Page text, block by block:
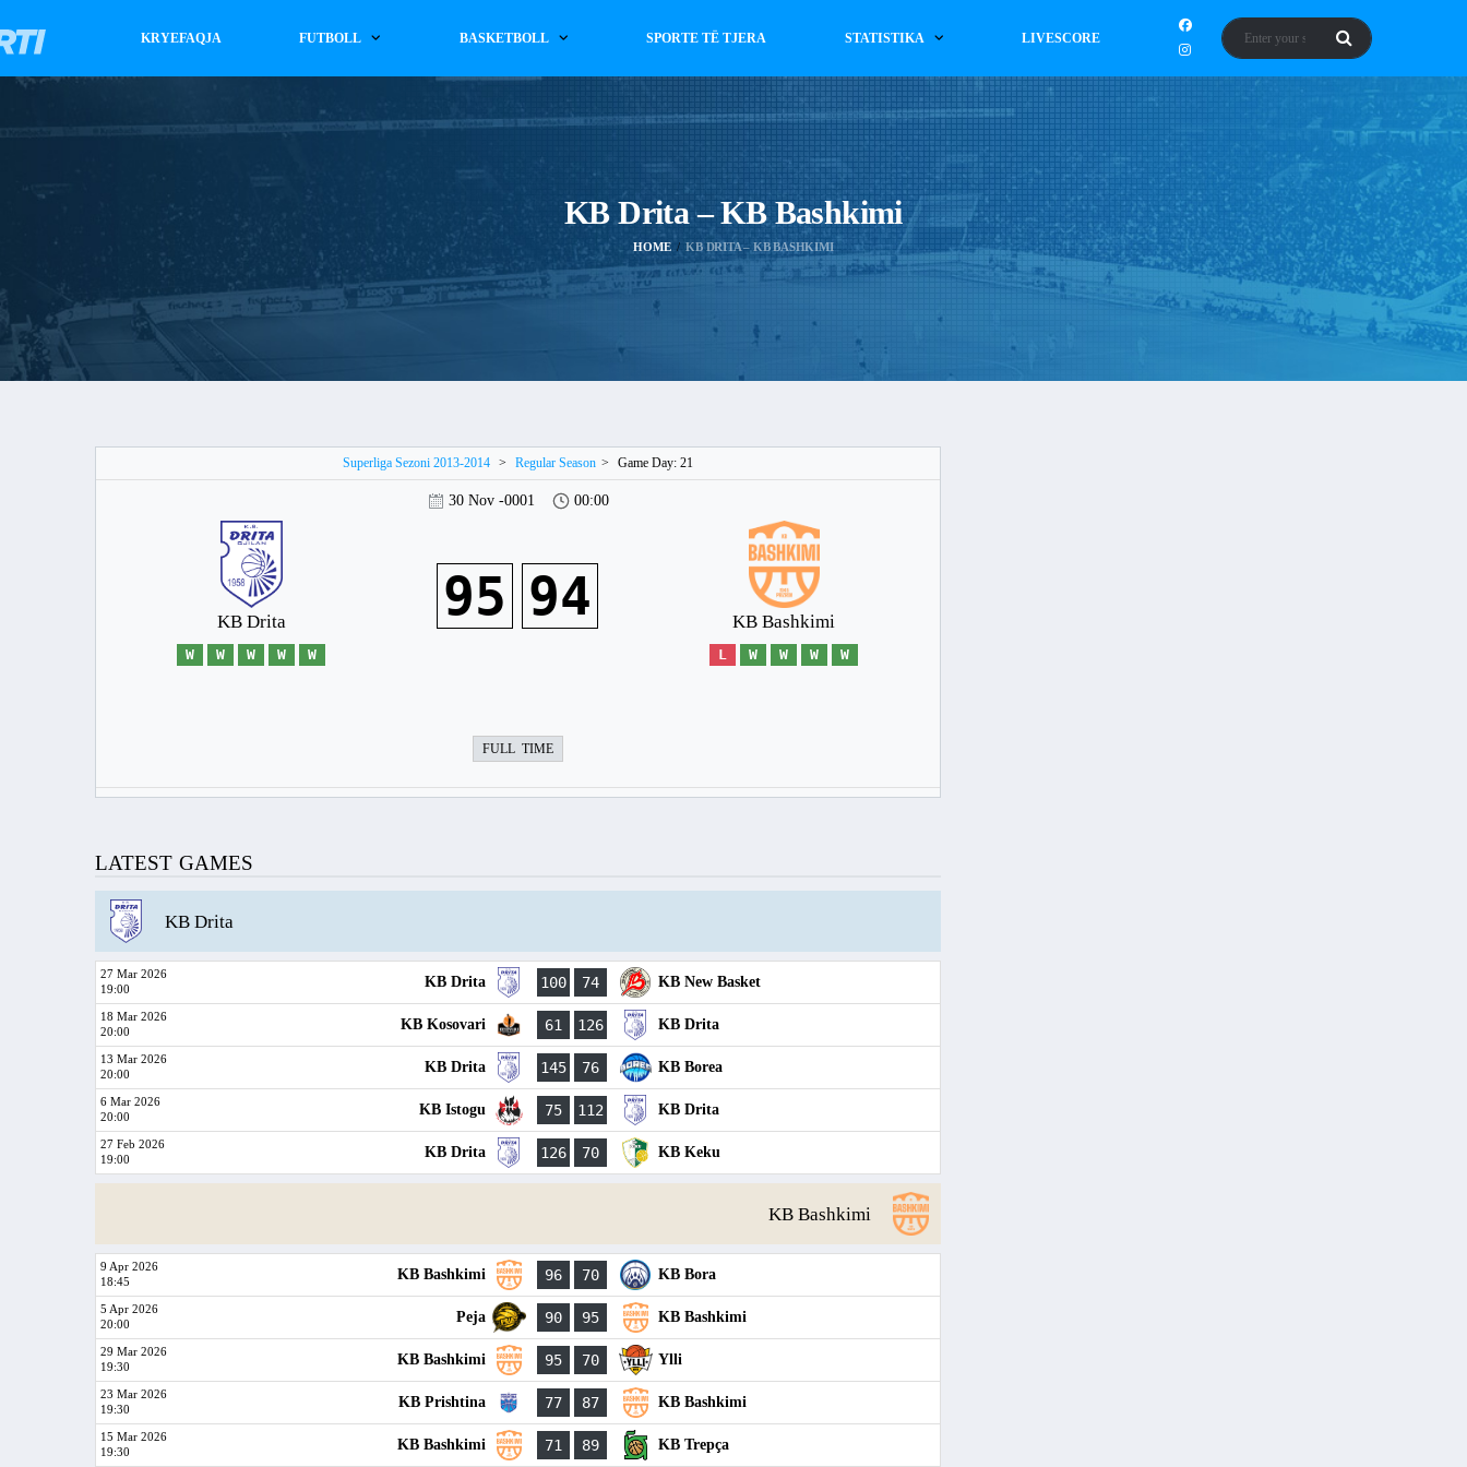
KRYEFAQJA FUTBOLL BASKETBOLL SPORTE TË TJERA STATISTIKA LIVESCORE
KB Drita – KB Bashkimi
HOME KB DRITA – KB BASHKIMI
Superliga Sezoni 2013-2014 > Regular Season > Game Day: 21
30 Nov -0001 00:00
KB Drita
W W W W W
95 94 KB Bashkimi
L W W W W
FULL TIME
LATEST GAMES
KB Drita
27 Mar 2026
19:00
KB Drita 100 74 KB New Basket
18 Mar 2026
20:00
KB Kosovari 61 126 KB Drita
13 Mar 2026
20:00
KB Drita 145 76 KB Borea
6 Mar 2026
20:00
KB Istogu 75 112 KB Drita
27 Feb 2026
19:00
KB Drita 126 70 KB Keku
KB Bashkimi
9 Apr 2026
18:45
KB Bashkimi 96 70 KB Bora
5 Apr 2026
20:00
Peja 90 95 KB Bashkimi
29 Mar 2026
19:30
KB Bashkimi 95 70 Ylli
23 Mar 2026
19:30
KB Prishtina 77 87 KB Bashkimi
15 Mar 2026
19:30
KB Bashkimi 71 89 KB Trepça